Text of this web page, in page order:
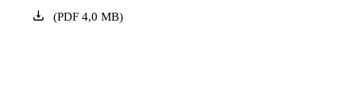
(PDF4,0 MB)